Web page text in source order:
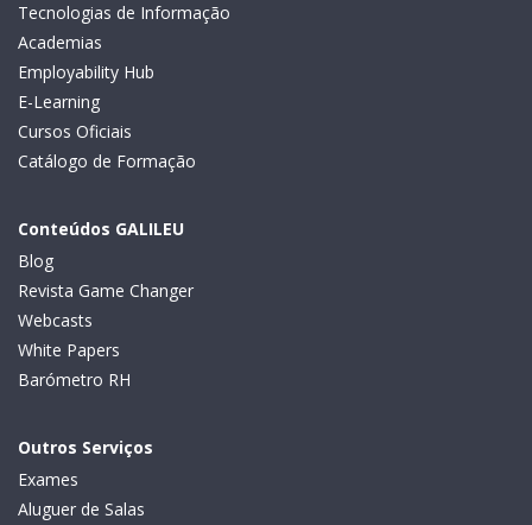
Tecnologias de Informação
Academias
Employability Hub
E-Learning
Cursos Oficiais
Catálogo de Formação
Conteúdos GALILEU
Blog
Revista Game Changer
Webcasts
White Papers
Barómetro RH
Outros Serviços
Exames
Aluguer de Salas